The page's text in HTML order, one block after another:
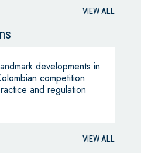
VIEW ALL
developments in
competition
and regulation
VIEW ALL